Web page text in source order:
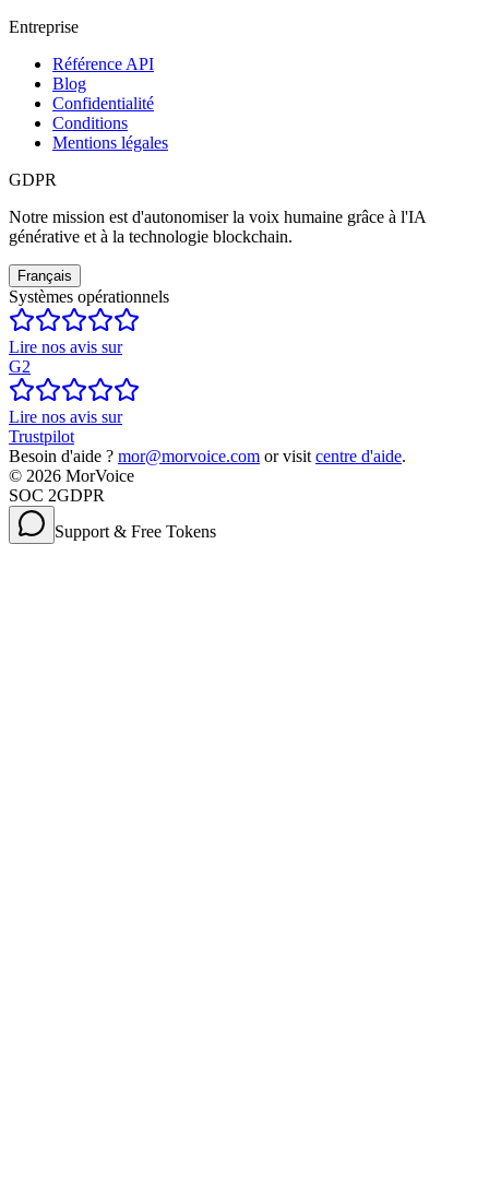
Entreprise
Référence API
Blog
Confidentialité
Conditions
Mentions légales
GDPR
Notre mission est d'autonomiser la voix humaine grâce à l'IA
générative et à la technologie blockchain.
Français
Systèmes opérationnels
Lire nos avis sur
G2
Lire nos avis sur
Trustpilot
Besoin d'aide ? mor@morvoice.com or visit centre d'aide.
© 2026 MorVoice
SOC 2GDPR
Support & Free Tokens